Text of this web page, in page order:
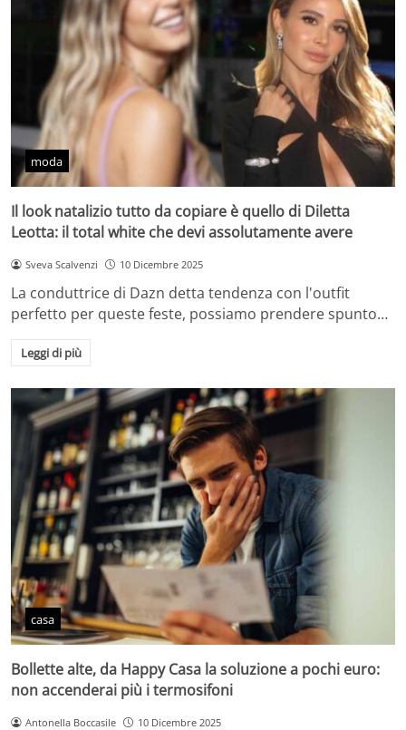
moda
Il look natalizio tutto da copiare è quello di Diletta
Leotta: il total white che devi assolutamente avere
Sveva Scalvenzi 10 Dicembre 2025
La conduttrice di Dazn detta tendenza con l'outfit
perfetto per queste feste, possiamo prendere spunto…
Leggi di più
casa
Bollette alte, da Happy Casa la soluzione a pochi euro:
non accenderai più i termosifoni
Antonella Boccasile 10 Dicembre 2025